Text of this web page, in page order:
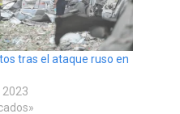
tras el ataque ruso en
2023